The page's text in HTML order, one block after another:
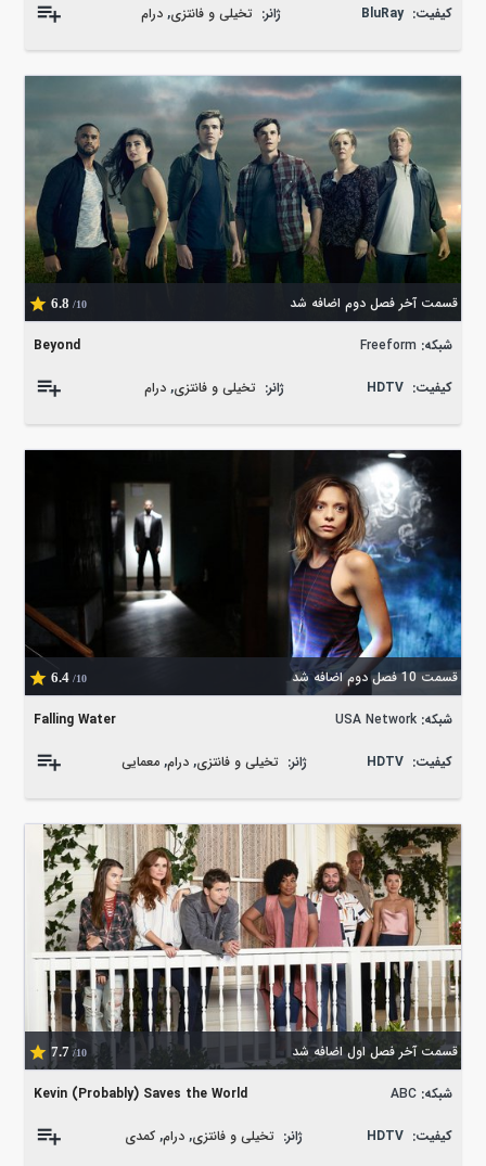
کیفیت: BluRay ژانر: تخیلی و فانتزی, درام
قسمت آخر فصل دوم اضافه شد 6.8 /10
Beyond شبکه: Freeform
کیفیت: HDTV ژانر: تخیلی و فانتزی,درام
قسمت 10 فصل دوم اضافه شد 6.4 /10
Falling Water شبکه: USA Network
کیفیت: HDTV ژانر: تخیلی و فانتزی,درام,معمایی
قسمت آخر فصل اول اضافه شد 7.7 /10
Kevin (Probably) Saves the World شبکه: ABC
کیفیت: HDTV ژانر: تخیلی و فانتزی, درام, کمدی